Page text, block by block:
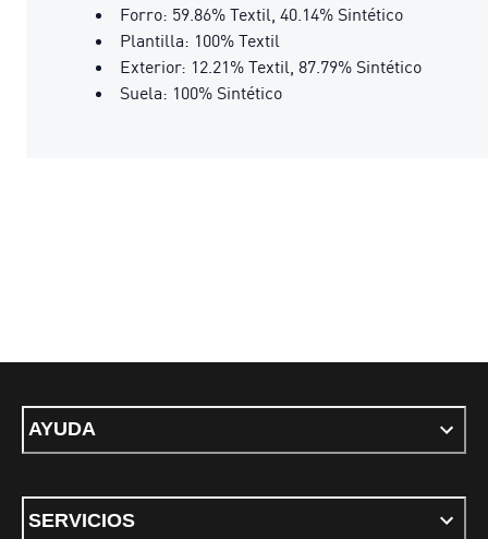
Forro: 59.86% Textil, 40.14% Sintético
Plantilla: 100% Textil
Exterior: 12.21% Textil, 87.79% Sintético
Suela: 100% Sintético
AYUDA
SERVICIOS